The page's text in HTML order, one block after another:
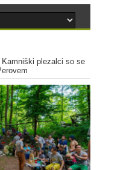
Kamniški plezalci so se